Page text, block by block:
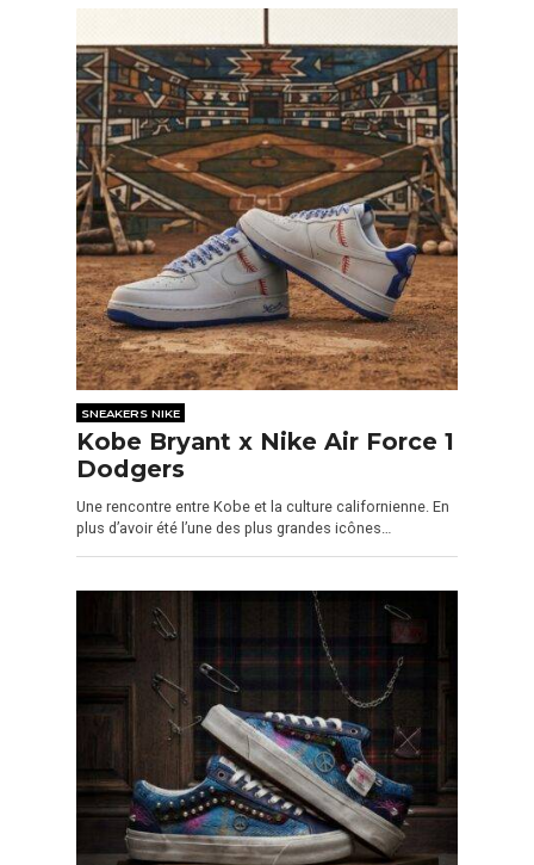
SNEAKERS NIKE
Kobe Bryant x Nike Air Force 1
Dodgers
Une rencontre entre Kobe et la culture californienne. En
plus d’avoir été l’une des plus grandes icônes…